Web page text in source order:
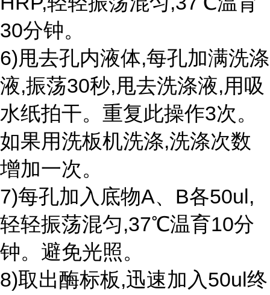
30分钟。
6)甩去孔内液体,每孔加满洗涤
液,振荡30秒,甩去洗涤液,用吸
水纸拍干。重复此操作3次。
如果用洗板机洗涤,洗涤次数
增加一次。
7)每孔加入底物A、B各50ul,
轻轻振荡混匀,37℃温育10分
钟。避免光照。
8)取出酶标板,迅速加入50ul终